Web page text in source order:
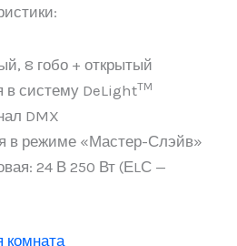
8 гобо + открытый
в систему DeLightTM
DMX
в режиме «Мастер-Слэйв»
24 В 250 Вт (ЕLС —
комната